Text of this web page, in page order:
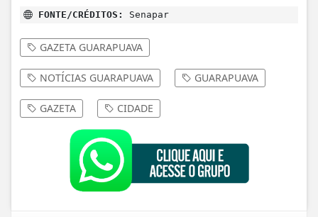
FONTE/CRÉDITOS: Senapar
GAZETA GUARAPUAVA
NOTÍCIAS GUARAPUAVA GUARAPUAVA
GAZETA CIDADE